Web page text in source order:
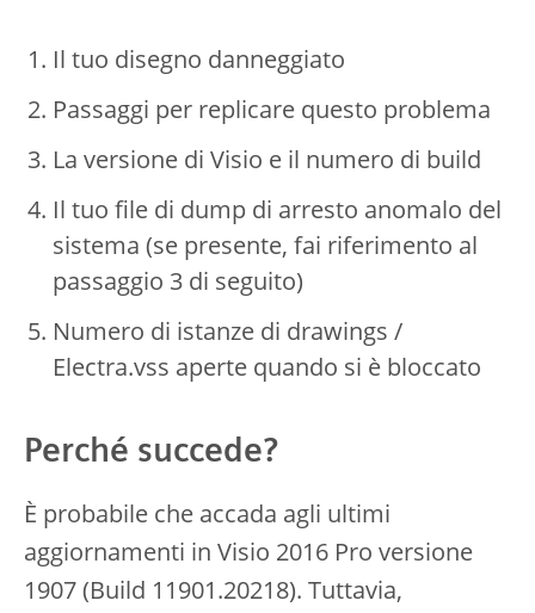
Il tuo disegno danneggiato
Passaggi per replicare questo problema
La versione di Visio e il numero di build
Il tuo file di dump di arresto anomalo del
sistema (se presente, fai riferimento al
passaggio 3 di seguito)
Numero di istanze di drawings /
Electra.vss aperte quando si è bloccato
Perché succede?
È probabile che accada agli ultimi
aggiornamenti in Visio 2016 Pro versione
1907 (Build 11901.20218). Tuttavia,